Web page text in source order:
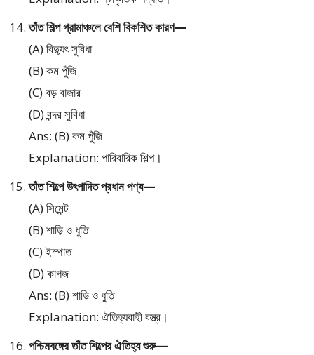
তাঁত শিল্প গ্রামাঞ্চলে বেশি বিকশিত কারণ—
(A) বিদ্যুৎ সুবিধা
(B) কম পুঁজি
(C) বড় বাজার
(D) বন্দর সুবিধা
Ans: (B) কম পুঁজি
Explanation: পারিবারিক শিল্প।
তাঁত শিল্পে উৎপাদিত প্রধান পণ্য—
(A) সিমেন্ট
(B) শাড়ি ও ধুতি
(C) ইস্পাত
(D) কাগজ
Ans: (B) শাড়ি ও ধুতি
Explanation: ঐতিহ্যবাহী বস্ত্র।
পশ্চিমবঙ্গের তাঁত শিল্পের ঐতিহ্য শুরু—